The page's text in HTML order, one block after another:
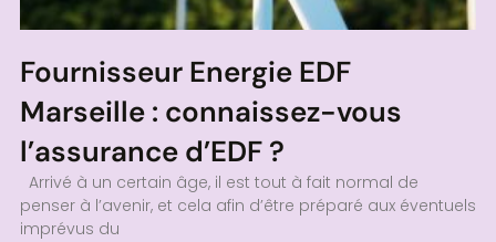
Fournisseur Energie EDF
Marseille : connaissez-vous
l’assurance d’EDF ?
Arrivé à un certain âge, il est tout à fait normal de
penser à l’avenir, et cela afin d’être préparé aux éventuels
imprévus du